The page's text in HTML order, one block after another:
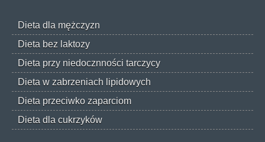
Dieta dla mężczyzn
Dieta bez laktozy
Dieta przy niedocznności tarczycy
Dieta w zabrzeniach lipidowych
Dieta przeciwko zaparciom
Dieta dla cukrzyków